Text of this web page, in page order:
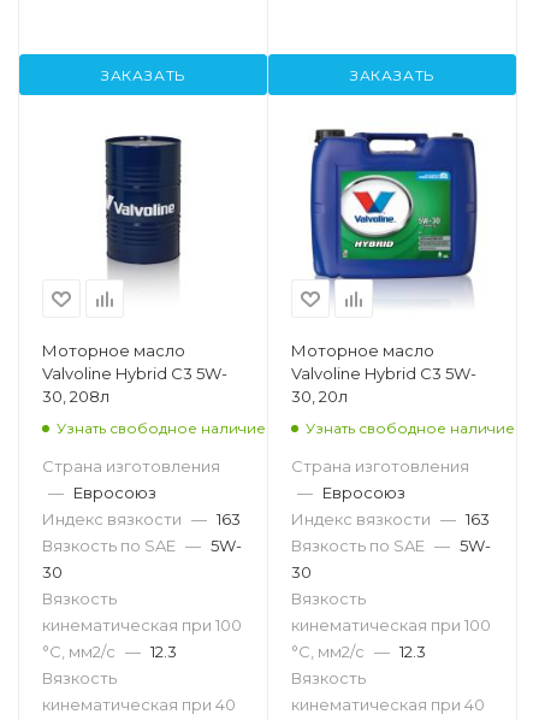
ЗАКАЗАТЬ ЗАКАЗАТЬ
Моторное масло
Valvoline Hybrid C3 5W-
30, 208л
Узнать свободное наличие
Страна изготовления
— Евросоюз
Индекс вязкости — 163
Вязкость по SAE — 5W-
30
Вязкость
кинематическая при 100
°С, мм2/с — 12.3
Вязкость
кинематическая при 40
Моторное масло
Valvoline Hybrid C3 5W-
30, 20л
Узнать свободное наличие
Страна изготовления
— Евросоюз
Индекс вязкости — 163
Вязкость по SAE — 5W-
30
Вязкость
кинематическая при 100
°С, мм2/с — 12.3
Вязкость
кинематическая при 40